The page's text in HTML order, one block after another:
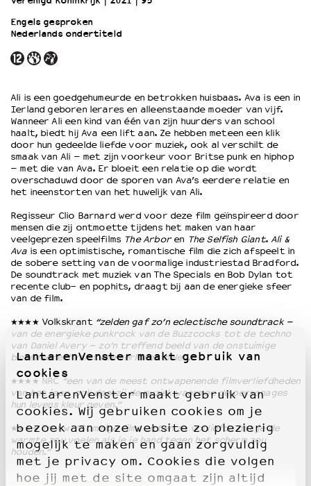
LantarenVenster maakt gebruik van
cookies
LantarenVenster maakt gebruik van
cookies. Wij gebruiken cookies om je
bezoek aan onze website zo plezierig
mogelijk te maken en gaan zorgvuldig
met je privacy om. Cookies die volgen
hoe jij met de site omgaat zijn altijd
OVER LANTARENVENSTER
Wat we doen
Word vriend
Historie
Partners
Huisregels
Privacyverklaring
Integriteits- en gedragscode
Culturele boycot Israël
Ruimte voor artistieke vrijheid – VNPF
Engels gesproken
Nederlands ondertiteld
Ali is een goedgehumeurde en betrokken huisbaas. Ava is een in
Ierland geboren lerares en alleenstaande moeder van vijf.
Wanneer Ali een kind van één van zijn huurders van school
haalt, biedt hij Ava een lift aan. Ze hebben meteen een klik
door hun gedeelde liefde voor muziek, ook al verschilt de
smaak van Ali – met zijn voorkeur voor Britse punk en hiphop
– met die van Ava. Er bloeit een relatie op die wordt
overschaduwd door de sporen van Ava’s eerdere relatie en
het ineenstorten van het huwelijk van Ali.
Regisseur Clio Barnard werd voor deze film geïnspireerd door
mensen die zij ontmoette tijdens het maken van haar
veelgeprezen speelfilms The Arboren The Selfish Giant.Ali &
Avais een optimistische, romantische film die zich afspeelt in
de sobere setting van de voormalige industriestad Bradford.
De soundtrack met muziek van The Specials en Bob Dylan tot
recente club- en pophits, draagt bij aan de energieke sfeer
van de film.
★★★★ Volkskrant “zelden gaf zo’n eclectische soundtrack –
van de energieke punkrock van de Buzzcocks tot de techno
van Daniel Avery – zo’n treffend beeld van de onstuimige
binnenwereld van twee verloren zielen.”
★★★★ NRC “een van de meest ontwapenende filmverliefdheden
van het jaar, ook dankzij de muziek waarmee de personages
hun levens kleur geven.”
★★★★ Trouw“Sommige films zitten zo vol liefde dat je de
warmte zou voelen als je je hand tegen het scherm zou
houden.”